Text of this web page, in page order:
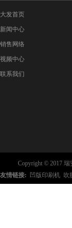
大发首页
新闻中心
销售网络
视频中心
联系我们
Copyright © 2017
友情链接:
凹版印刷机 吹